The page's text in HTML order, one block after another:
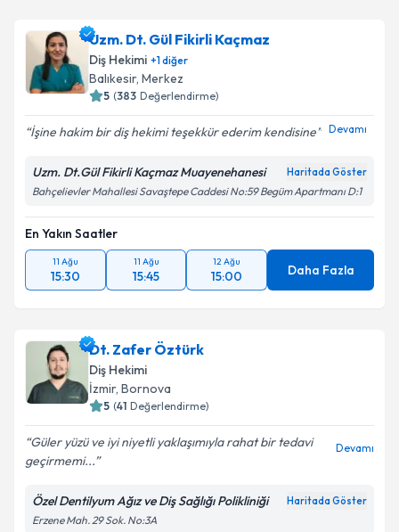
Uzm. Dt. Gül Fikirli Kaçmaz
Diş Hekimi +1diğer
Balıkesir, Merkez
5 (383 Değerlendirme)
İşine hakim bir diş hekimi teşekkür ederim kendisine Devamı
Uzm. Dt.Gül Fikirli Kaçmaz Muayenehanesi Haritada Göster
Bahçelievler Mahallesi Savaştepe Caddesi No:59 Begüm Apartmanı D:1
En Yakın Saatler
11 Ağu
15:30
11 Ağu
15:45
12 Ağu
15:00 Daha Fazla
Dt. Zafer Öztürk
Diş Hekimi
İzmir, Bornova
5 (41 Değerlendirme)
Güler yüzü ve iyi niyetli yaklaşımıyla rahat bir tedavi
geçirmemi...
Devamı
Özel Dentilyum Ağız ve Diş Sağlığı Polikliniği Haritada Göster
Erzene Mah. 29 Sok. No:3A